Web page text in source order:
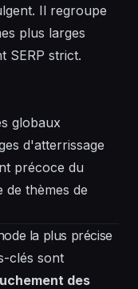
Il regroupe
plus larges
SERP strict.
globaux
d'atterrissage
précoce du
de thèmes de
la plus précise
clés sont
des